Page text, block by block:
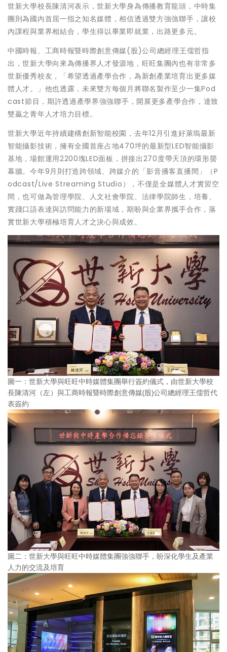
世新大學校長陳清河表示，世新大學身為傳播教育龍頭，中時集
團則為國內首屈一指之知名媒體，相信透過雙方強強聯手，讓校
內課程與業界相結合，學生得以畢業即就業，出路更多元。
中國時報、工商時報暨時際創意傳媒(股)公司總經理王儒哲指
出，世新大學向來為傳播界人才發源地，旺旺集團內也有非常多
世新優秀校友，「希望透過產學合作，為新創產業培育出更多媒
體人才。」他也透露，未來雙方每個月將聯名製作至少一集Pod
cast節目，期許透過產學界強強聯手，開展更多產學合作，達致
雙贏之青年人才培力目標。
世新大學近年持續建構創新智能校園，去年12月引進好萊塢最新
智能攝影技術，擁有全國首座占地470坪的最新型LED智能攝影
基地，場館運用2200塊LED面板，拼接出270度帶天頂的環形螢
幕牆。今年9月則打造跨領域、跨媒介的「影音播客直播間」（P
odcast/Live Streaming Studio），不僅是全媒體人才實習空
間，也可做為管理學院、人文社會學院、法律學院師生，培養、
實踐口語表達與訪問能力的新場域，期盼與企業界攜手合作，落
實世新大學積極培育人才之決心與成效。
圖一：世新大學與旺旺中時媒體集團舉行簽約儀式，由世新大學校
長陳清河（左）與工商時報暨時際創意傳媒(股)公司總經理王儒哲代
表簽約
圖二：世新大學與旺旺中時媒體集團強強聯手，盼深化學生及產業
人力的交流及培育